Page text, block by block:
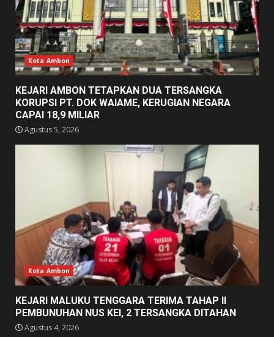
Kota Ambon
KEJARI AMBON TETAPKAN DUA TERSANGKA
KORUPSI PT. DOK WAIAME, KERUGIAN NEGARA
CAPAI 18,9 MILIAR
Agustus 5, 2026
Kota Ambon
KEJARI MALUKU TENGGARA TERIMA TAHAP II
PEMBUNUHAN NUS KEI, 2 TERSANGKA DITAHAN
Agustus 4, 2026